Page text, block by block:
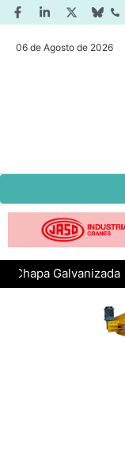
06 de Agosto de 2026
Galvanizada